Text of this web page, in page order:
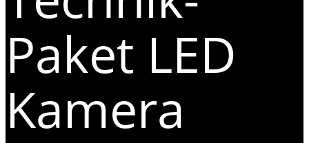
Paket LED
Kamera